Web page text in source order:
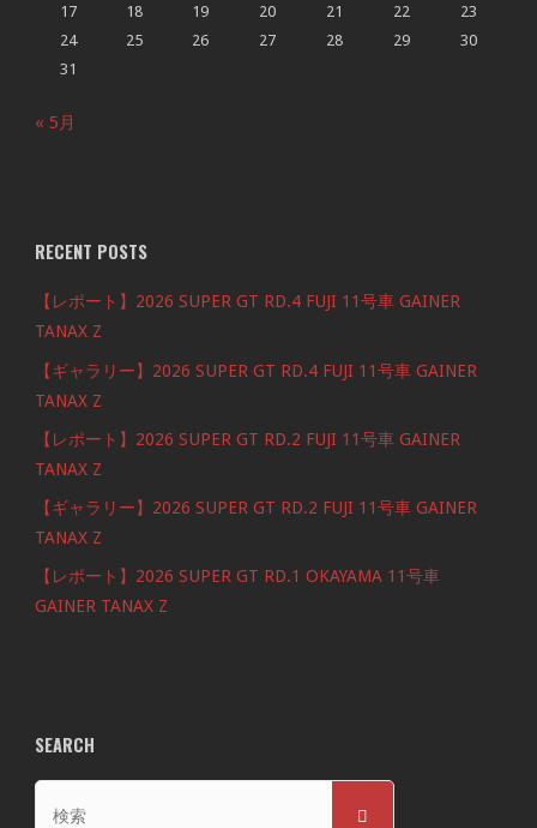
17
18 19 20 21 22
23
24
25 26 27 28 29
30
31
« 5月
RECENT POSTS
【レポート】2026 SUPER GT RD.4 FUJI 11号車 GAINER
TANAX Z
【ギャラリー】2026 SUPER GT RD.4 FUJI 11号車 GAINER
TANAX Z
【レポート】2026 SUPER GT RD.2 FUJI 11号車 GAINER
TANAX Z
【ギャラリー】2026 SUPER GT RD.2 FUJI 11号車 GAINER
TANAX Z
【レポート】2026 SUPER GT RD.1 OKAYAMA 11号車
GAINER TANAX Z
SEARCH
検